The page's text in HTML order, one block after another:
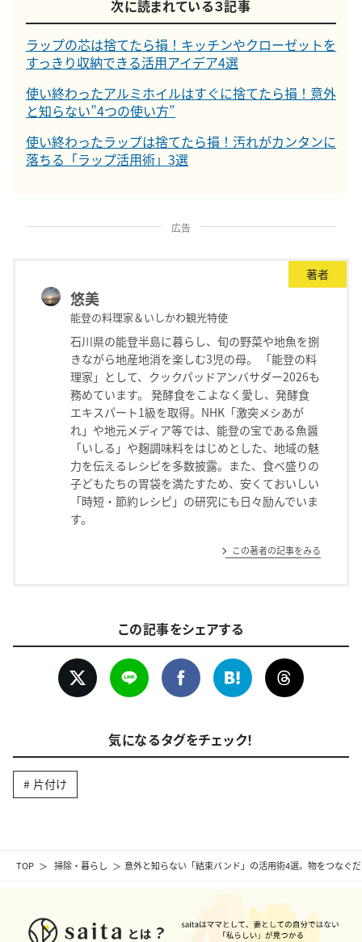
TOP 掃除・暮らし 意外と知らない「結束バンド」の活用術4選。物をつなぐ
次に読まれている３記事
ラップの芯は捨てたら損！キッチンやクローゼットを
すっきり収納できる活用アイデア4選
使い終わったアルミホイルはすぐに捨てたら損！意外
と知らない”4つの使い方”
使い終わったラップは捨てたら損！汚れがカンタンに
落ちる「ラップ活用術」3選
広告
著者
悠美
能登の料理家＆いしかわ観光特使
石川県の能登半島に暮らし、旬の野菜や地魚を捌
きながら地産地消を楽しむ3児の母。 「能登の料
理家」として、クックパッドアンバサダー2026も
務めています。 発酵食をこよなく愛し、発酵食
エキスパート1級を取得。NHK「激突メシあが
れ」や地元メディア等では、能登の宝である魚醤
「いしる」や麹調味料をはじめとした、地域の魅
力を伝えるレシピを多数披露。また、食べ盛りの
子どもたちの胃袋を満たすため、安くておいしい
「時短・節約レシピ」の研究にも日々励んでいま
す。
この著者の記事をみる
この記事をシェアする
気になるタグをチェック！
片付け